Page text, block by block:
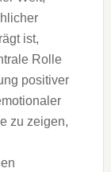
ist,
Rolle
positiver
z‬u zeigen,